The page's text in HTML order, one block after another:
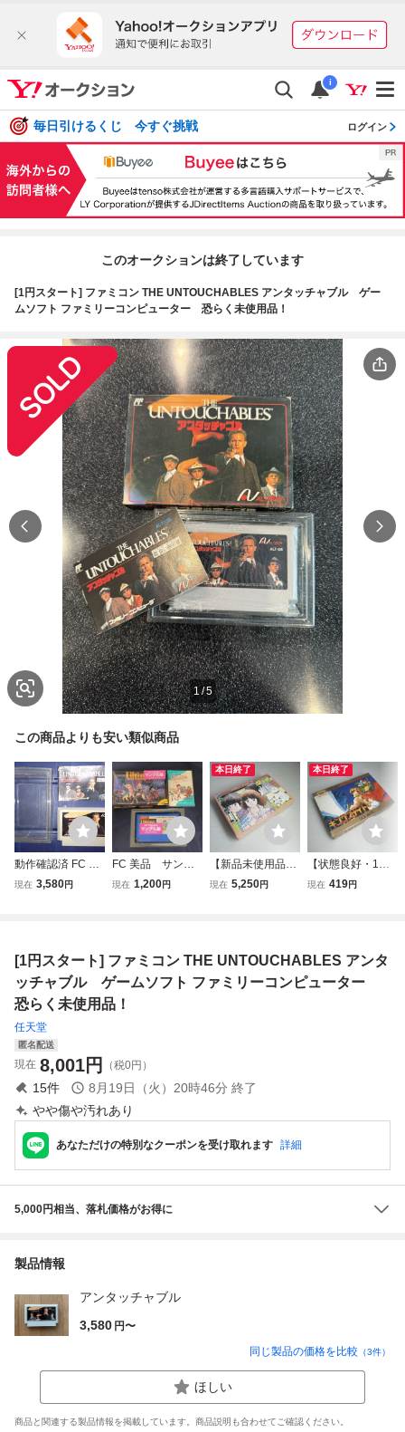
i
毎日引けるくじ 今すぐ挑戦 ログイン
このオークションは終了しています
[1円スタート] ファミコン THE UNTOUCHABLES アンタッチャブル ゲー
ムソフト ファミリーコンピューター 恐らく未使用品！
1 /5
この商品よりも安い類似商品
動作確認済 FC フ
ァミコン アンタッ
説明書のみ
現在 3,580円
FC 美品 サンプ
ル ウルティマ
現在 1,200円
本日終了
【新品未使用品・
1円スタート】フ
現在 5,250円
本日終了
【状態良好・1円
スタート】ファミ
現在 419円
[1円スタート] ファミコン THE UNTOUCHABLES アンタ
ッチャブル ゲームソフト ファミリーコンピューター
恐らく未使用品！
任天堂
匿名配送
現在 8,001円 （税0円）
15件 8月19日（火）20時46分 終了
やや傷や汚れあり
あなただけの特別なクーポンを受け取れます 詳細
5,000円相当、落札価格がお得に
製品情報
アンタッチャブル
3,580 円〜
同じ製品の価格を比較 （3件）
ほしい
商品と関連する製品情報を掲載しています。商品説明も合わせてご確認ください。